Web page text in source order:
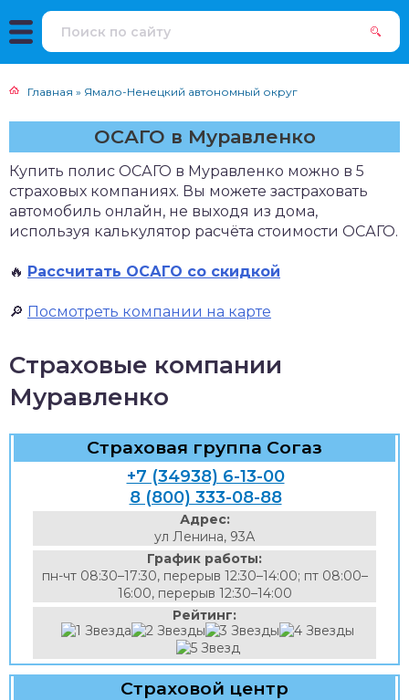
Главная » Ямало-Ненецкий автономный округ
ОСАГО в Муравленко
Купить полис ОСАГО в Муравленко можно в 5
страховых компаниях. Вы можете застраховать
автомобиль онлайн, не выходя из дома,
используя калькулятор расчёта стоимости ОСАГО.
🔥 Рассчитать ОСАГО со скидкой
🔎 Посмотреть компании на карте
Страховые компании
Муравленко
Страховая группа Согаз
+7 (34938) 6-13-00
8 (800) 333-08-88
Адрес:
ул Ленина, 93А
График работы:
пн-чт 08:30–17:30, перерыв 12:30–14:00; пт 08:00–
16:00, перерыв 12:30–14:00
Рейтинг:
Страховой центр